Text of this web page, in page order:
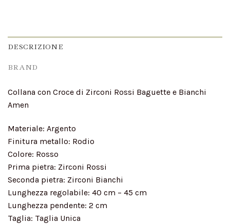
DESCRIZIONE
BRAND
Collana con Croce di Zirconi Rossi Baguette e Bianchi
Amen
Materiale: Argento
Finitura metallo: Rodio
Colore: Rosso
Prima pietra: Zirconi Rossi
Seconda pietra: Zirconi Bianchi
Lunghezza regolabile: 40 cm – 45 cm
Lunghezza pendente: 2 cm
Taglia: Taglia Unica